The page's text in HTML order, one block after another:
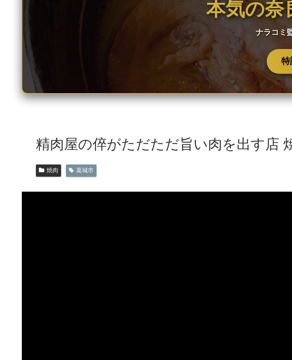
本気の奈
ナラコミ
精肉屋の倅がただただ旨い肉を出す店
焼肉 葛城市